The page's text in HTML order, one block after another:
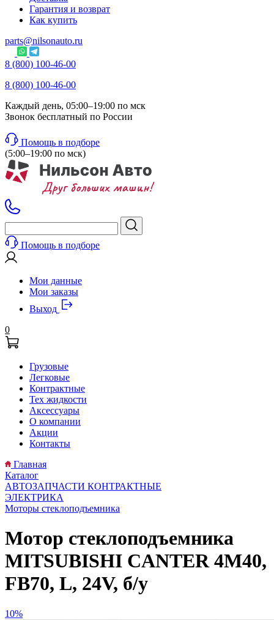
Гарантия и возврат
Как купить
parts@nilsonauto.ru
8 (800) 100-46-00
8 (800) 100-46-00
Каждый день, 05:00–19:00 по мск
Звонок бесплатный по России
Помощь в подборе
(5:00–19:00 по мск)
Помощь в подборе
Мои данные
Мои заказы
Выход
0
Грузовые
Легковые
Контрактные
Тех жидкости
Аксессуары
О компании
Акции
Контакты
Главная
Каталог
АВТОЗАПЧАСТИ КОНТРАКТНЫЕ
ЭЛЕКТРИКА
Моторы стеклоподъемника
Мотор стеклоподъемника
MITSUBISHI CANTER 4M40,
FB70, L, 24V, б/у
10%